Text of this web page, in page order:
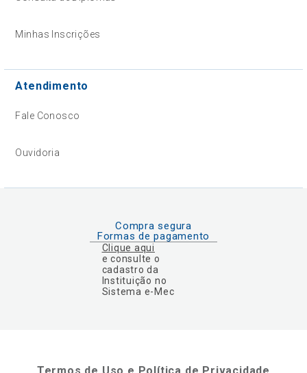
Minhas Inscrições
Atendimento
Fale Conosco
Ouvidoria
Compra segura
Formas de pagamento
Clique aqui
e consulte o
cadastro da
Instituição no
Sistema e-Mec